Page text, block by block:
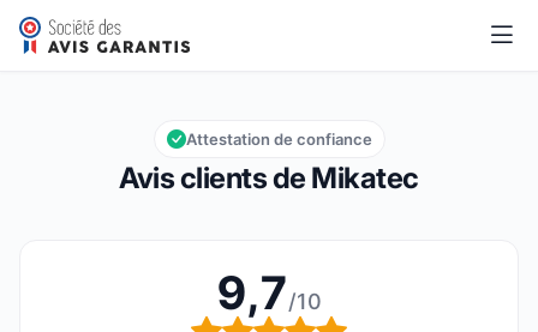
Mikatec
Note globale : 9,7 sur 10
9,7/10
Avis clients de Mikatec
Attestation de confiance
9,7/10